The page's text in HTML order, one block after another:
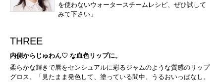
を使わないウォータースチームレシピ、ぜひ試して
みて下さい」
THREE
内側からじゅわん♡ な血色リップに。
柔らかな輝きで唇をセンシュアルに彩るジャムのような質感のリップ
グロス。「見たまま発色して、塗っている間中、うるおいっぱなし。